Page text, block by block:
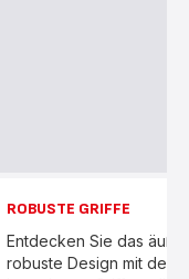
ROBUSTE GRIFFE
Entdecken Sie das
robuste Design mit den